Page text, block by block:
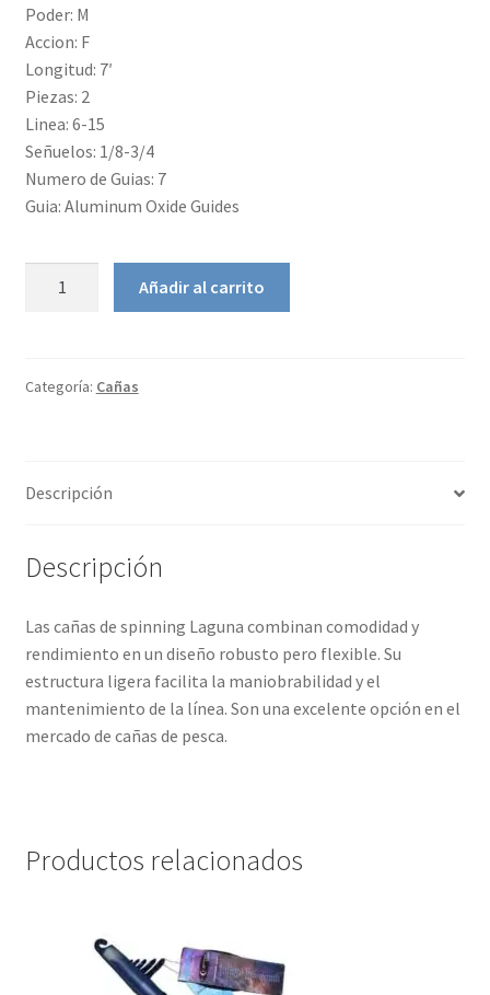
Poder: M
Accion: F
Longitud: 7′
Piezas: 2
Linea: 6-15
Señuelos: 1/8-3/4
Numero de Guias: 7
Guia: Aluminum Oxide Guides
Añadir al carrito
Categoría: Cañas
Descripción
Descripción
Las cañas de spinning Laguna combinan comodidad y
rendimiento en un diseño robusto pero flexible. Su
estructura ligera facilita la maniobrabilidad y el
mantenimiento de la línea. Son una excelente opción en el
mercado de cañas de pesca.
Productos relacionados